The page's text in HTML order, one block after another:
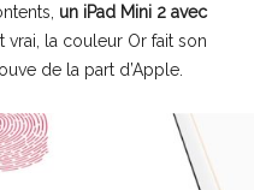
un iPad Mini 2 avec
vrai, la couleur Or fait son
de la part d’Apple.